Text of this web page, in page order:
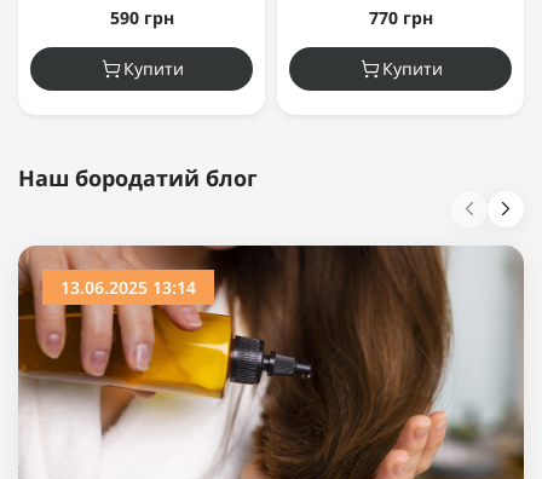
590 грн
Купити
770 грн
Купити
Наш бородатий блог
13.06.2025 13:14